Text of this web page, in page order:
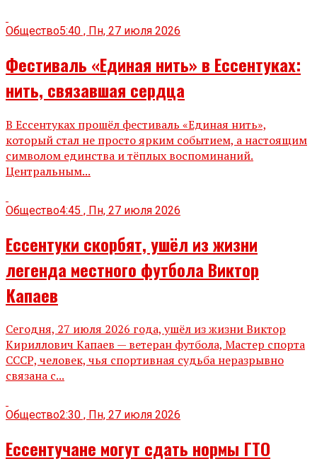
Общество5:40 , Пн, 27 июля 2026
Фестиваль «Единая нить» в Ессентуках:
нить, связавшая сердца
В Ессентуках прошёл фестиваль «Единая нить»,
который стал не просто ярким событием, а настоящим
символом единства и тёплых воспоминаний.
Центральным...
Общество4:45 , Пн, 27 июля 2026
Ессентуки скорбят, ушёл из жизни
легенда местного футбола Виктор
Капаев
Сегодня, 27 июля 2026 года, ушёл из жизни Виктор
Кириллович Капаев — ветеран футбола, Мастер спорта
СССР, человек, чья спортивная судьба неразрывно
связана с...
Общество2:30 , Пн, 27 июля 2026
Ессентучане могут сдать нормы ГТО